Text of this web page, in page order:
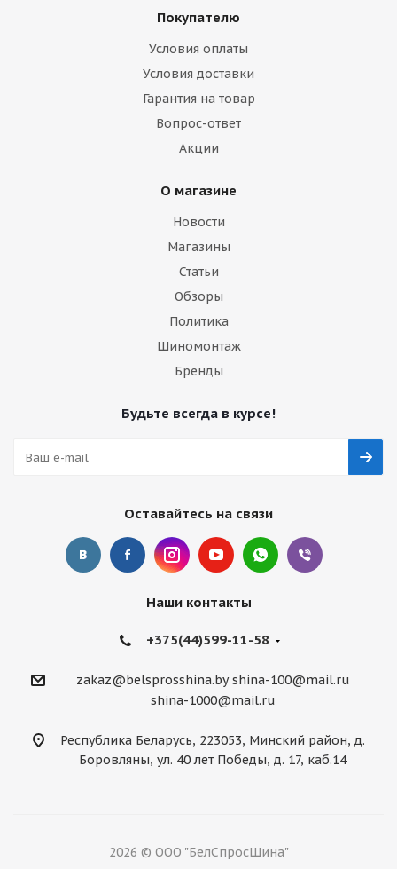
Покупателю
Условия оплаты
Условия доставки
Гарантия на товар
Вопрос-ответ
Акции
О магазине
Новости
Магазины
Статьи
Обзоры
Политика
Шиномонтаж
Бренды
Будьте всегда в курсе!
Оставайтесь на связи
Наши контакты
+375(44)599-11-58
zakaz@belsprosshina.by shina-100@mail.ru
shina-1000@mail.ru
Республика Беларусь, 223053, Минский район, д.
Боровляны, ул. 40 лет Победы, д. 17, каб.14
2026 © ООО "БелСпросШина"